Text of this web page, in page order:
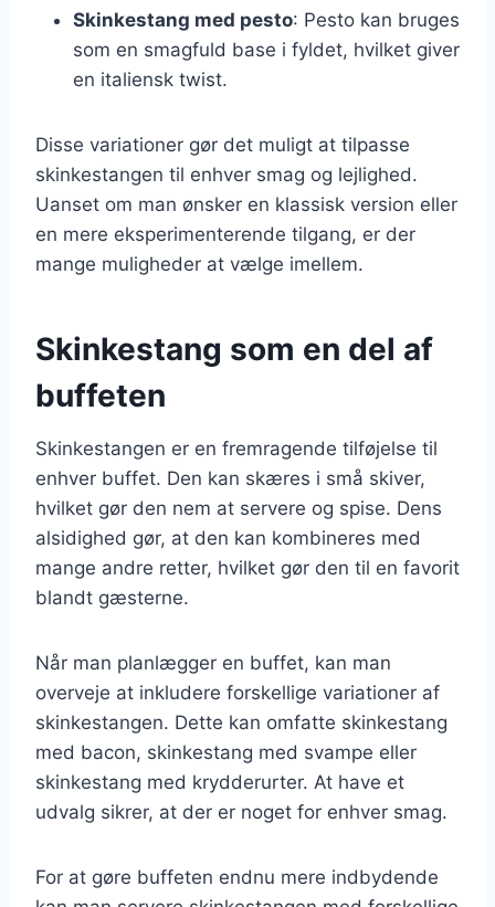
Skinkestang med pesto: Pesto kan bruges
som en smagfuld base i fyldet, hvilket giver
en italiensk twist.
Disse variationer gør det muligt at tilpasse
skinkestangen til enhver smag og lejlighed.
Uanset om man ønsker en klassisk version eller
en mere eksperimenterende tilgang, er der
mange muligheder at vælge imellem.
Skinkestang som en del af
buffeten
Skinkestangen er en fremragende tilføjelse til
enhver buffet. Den kan skæres i små skiver,
hvilket gør den nem at servere og spise. Dens
alsidighed gør, at den kan kombineres med
mange andre retter, hvilket gør den til en favorit
blandt gæsterne.
Når man planlægger en buffet, kan man
overveje at inkludere forskellige variationer af
skinkestangen. Dette kan omfatte skinkestang
med bacon, skinkestang med svampe eller
skinkestang med krydderurter. At have et
udvalg sikrer, at der er noget for enhver smag.
For at gøre buffeten endnu mere indbydende